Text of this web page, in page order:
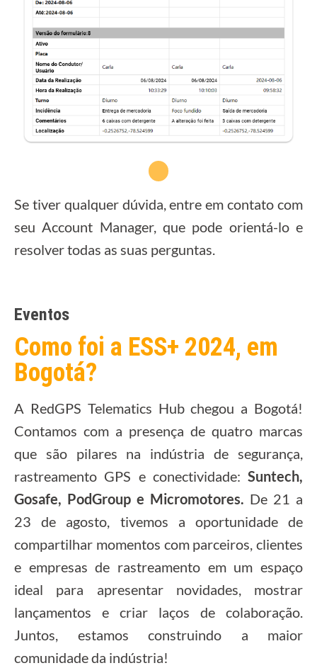
Se tiver qualquer dúvida, entre em contato com
seu Account Manager, que pode orientá-lo e
resolver todas as suas perguntas.
Eventos
Como foi a ESS+ 2024, em
Bogotá?
A RedGPS Telematics Hub chegou a Bogotá!
Contamos com a presença de quatro marcas
que são pilares na indústria de segurança,
rastreamento GPS e conectividade: Suntech,
Gosafe, PodGroup e Micromotores. De 21 a
23 de agosto, tivemos a oportunidade de
compartilhar momentos com parceiros, clientes
e empresas de rastreamento em um espaço
ideal para apresentar novidades, mostrar
lançamentos e criar laços de colaboração.
Juntos, estamos construindo a maior
comunidade da indústria!